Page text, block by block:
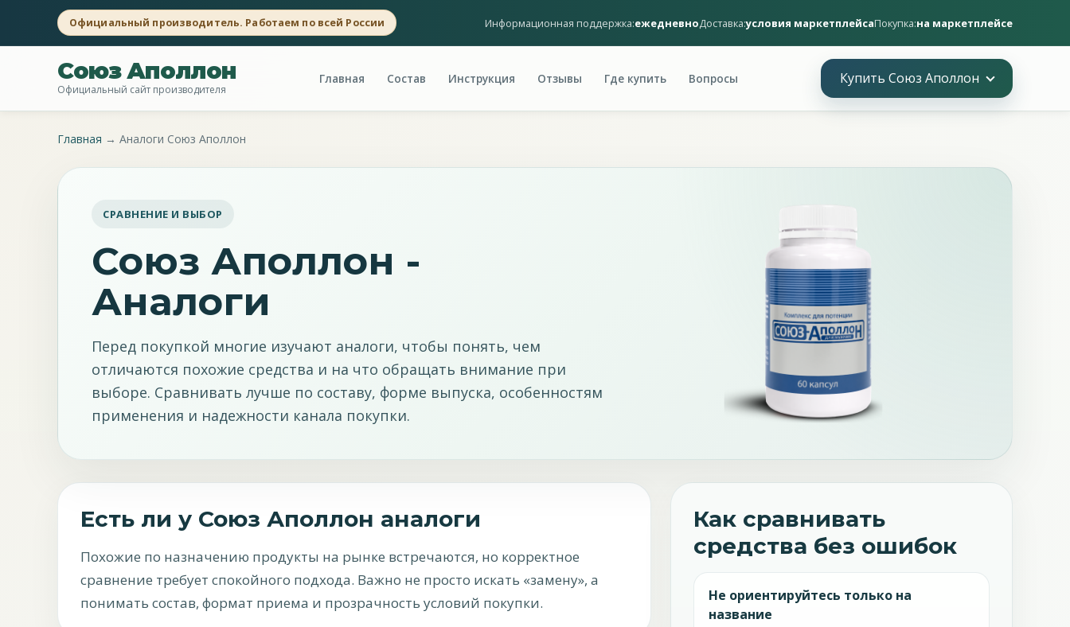
Официальный производитель. Работаем по всей России Информационная поддержка:ежедневноДоставка:условия маркетплейсаПокупка:на маркетплейсе
Союз Аполлон
Официальный сайт производителя
Главная Состав Инструкция Отзывы Где купить Вопросы Купить Союз Аполлон
Главная → Аналоги Союз Аполлон
СРАВНЕНИЕ И ВЫБОР
Союз Аполлон -
Аналоги
Перед покупкой многие изучают аналоги, чтобы понять, чем
отличаются похожие средства и на что обращать внимание при
выборе. Сравнивать лучше по составу, форме выпуска, особенностям
применения и надежности канала покупки.
Есть ли у Союз Аполлон аналоги
Похожие по назначению продукты на рынке встречаются, но корректное
сравнение требует спокойного подхода. Важно не просто искать «замену», а
понимать состав, формат приема и прозрачность условий покупки.
Как сравнивать
средства без ошибок
Не ориентируйтесь только на
название